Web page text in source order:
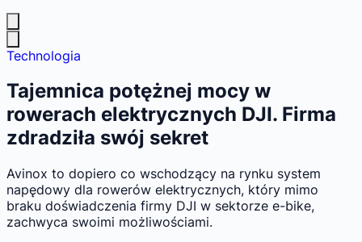
Technologia
Tajemnica potężnej mocy w
rowerach elektrycznych DJI. Firma
zdradziła swój sekret
Avinox to dopiero co wschodzący na rynku system
napędowy dla rowerów elektrycznych, który mimo
braku doświadczenia firmy DJI w sektorze e-bike,
zachwyca swoimi możliwościami.